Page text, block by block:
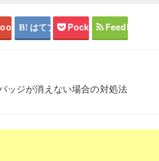
はてブ Pocket Feedly
ッジが消えない場合の対処法